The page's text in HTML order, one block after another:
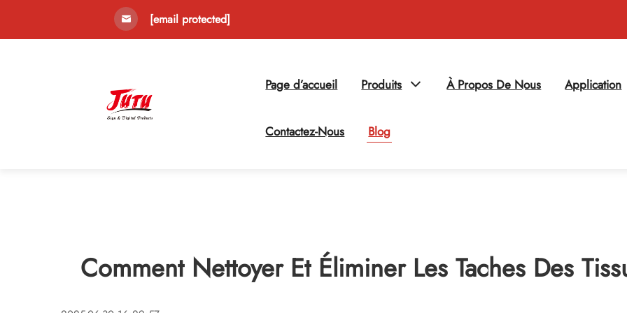
[email protected]
Page d’accueil Produits À Propos De Nous Application
Contactez-Nous Blog
Comment Nettoyer Et Éliminer Les Taches Des